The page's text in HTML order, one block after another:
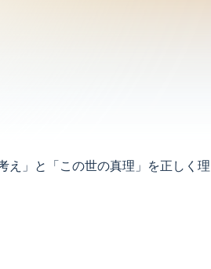
え」と「この世の真理」を正しく理